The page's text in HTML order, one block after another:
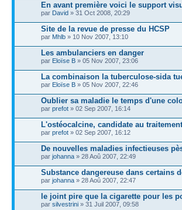
En avant première voici le support
par David » 31 Oct 2008, 20:29
Site de la revue de presse du HCSP
par Mhlb » 10 Nov 2007, 13:10
Les ambulanciers en danger
par Eloïse B » 05 Nov 2007, 23:06
La combinaison la tuberculose-sida
par Eloïse B » 05 Nov 2007, 22:46
Oublier sa maladie le temps d'une
par prefot » 02 Sep 2007, 16:14
L'ostéocalcine, candidate au
par prefot » 02 Sep 2007, 16:12
De nouvelles maladies infectieuses
par johanna » 28 Aoû 2007, 22:49
Substance dangereuse dans certains
par johanna » 28 Aoû 2007, 22:47
le joint pire que la cigarette pour les
par silvestrini » 31 Juil 2007, 09:58